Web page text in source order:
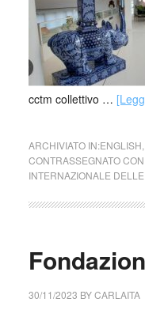
cctm collettivo …
ARCHIVIATO IN:ENGLISH
CONTRASSEGNATO
INTERNAZIONALE
30/11/2023 BYCARLAITA